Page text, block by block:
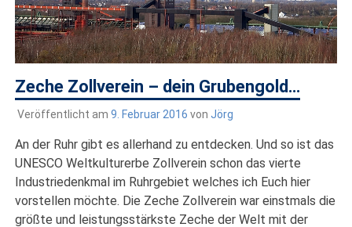
Zeche Zollverein – dein Grubengold…
Veröffentlicht am 9. Februar 2016 von Jörg
An der Ruhr gibt es allerhand zu entdecken. Und so ist das
UNESCO Weltkulturerbe Zollverein schon das vierte
Industriedenkmal im Ruhrgebiet welches ich Euch hier
vorstellen möchte. Die Zeche Zollverein war einstmals die
größte und leistungsstärkste Zeche der Welt mit der